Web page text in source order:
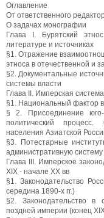
Оглавление
От ответственного
О задачах монографии
Глава I. Бурятский
литературе и источниках
§1. Отражение
этноса в отечественной и
§2. Документальные
системы власти
Глава II. Имперская
§1. Национальный фактор
§ 2. Присоединение
политический
населения Азиатской
§3. Потестарные
административную
Глава III. Имперское
XIX - начале ХХ вв
§1. Законодательство
середина 1890-х гг.)
§2. Законодательство в
поздней империи (конец